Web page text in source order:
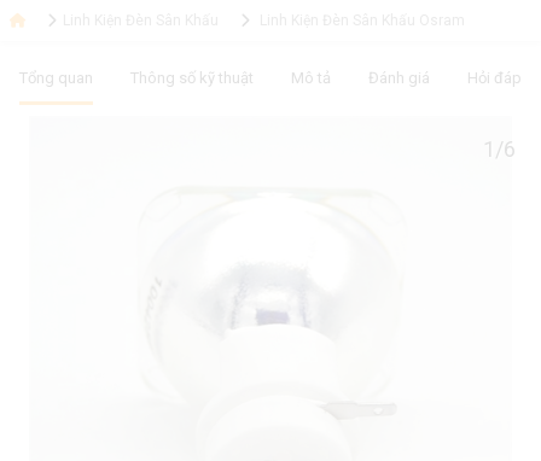
Tổng quan Thông số kỹ thuật Mô tả Đánh giá Hỏi đáp
1/6